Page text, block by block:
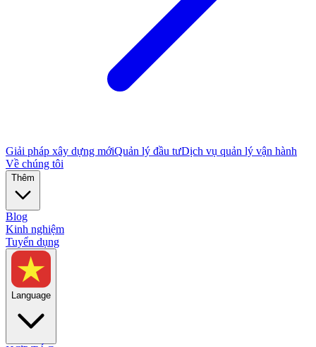
Giải pháp xây dựng mớiQuản lý đầu tưDịch vụ quản lý vận hành
Về chúng tôi
Thêm
Blog
Kinh nghiệm
Tuyển dụng
Language